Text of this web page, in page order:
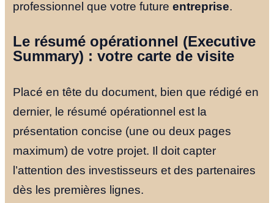
professionnel que votre futureentreprise.
Le résumé opérationnel (Executive
Summary) : votre carte de visite
Placé en tête du document, bien que rédigé en
dernier, le résumé opérationnel est la
présentation concise (une ou deux pages
maximum) de votre projet. Il doit capter
l’attention des investisseurs et des partenaires
dès les premières lignes.